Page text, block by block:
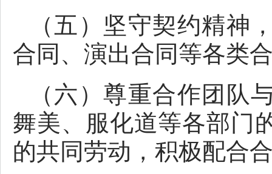
（五）坚守契约精神
合同、演出合同等各类
（六）尊重合作团队
舞美、服化道等各部门
的共同劳动，积极配合